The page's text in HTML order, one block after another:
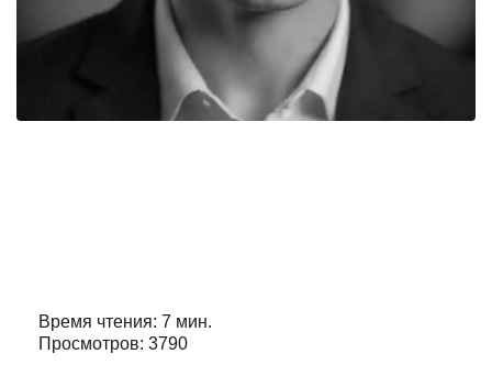
Время чтения: 7 мин.
Просмотров: 3790